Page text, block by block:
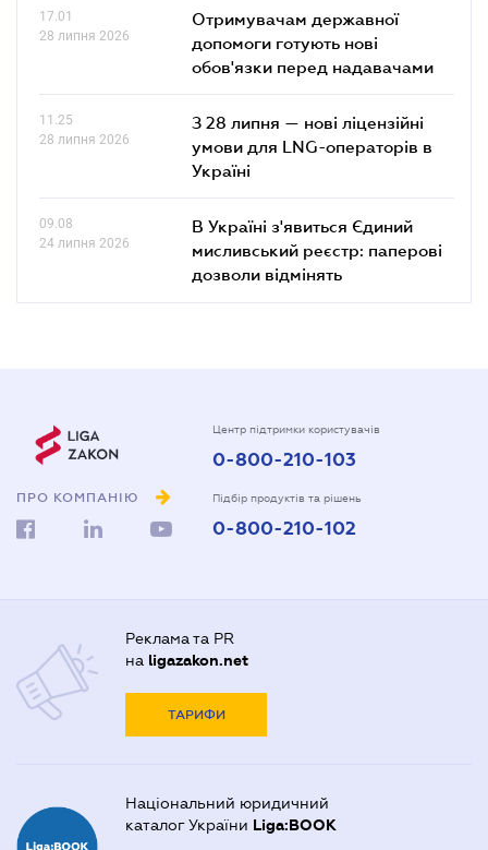
17.01
28 липня 2026
Отримувачам державної
допомоги готують нові
обов'язки перед надавачами
11.25
28 липня 2026
З 28 липня — нові ліцензійні
умови для LNG-операторів в
Україні
09.08
24 липня 2026
В Україні з'явиться Єдиний
мисливський реєстр: паперові
дозволи відмінять
ПРО КОМПАНІЮ
Центр підтримки користувачів
0-800-210-103
Підбір продуктів та рішень
0-800-210-102
Реклама та PR
на ligazakon.net
ТАРИФИ
Національний юридичний
каталог України Liga:BOOK